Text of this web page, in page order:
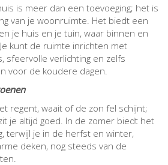
is meer dan een toevoeging; het is
van je woonruimte. Het biedt een
je huis en je tuin, waar binnen en
kunt de ruimte inrichten met
sfeervolle verlichting en zelfs
voor de koudere dagen.
regent, waait of de zon fel schijnt;
je altijd goed. In de zomer biedt het
terwijl je in de herfst en winter,
deken, nog steeds van de